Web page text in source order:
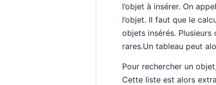
l’objet à insérer. On
l’objet. Il faut que le
objets insérés.
rares.Un tableau peut
Pour rechercher un
Cette liste est alors